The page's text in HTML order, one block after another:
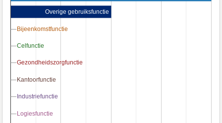
Overige gebruiksfunctie
Bijeenkomstfunctie
Bijeenkomstfunctie
Celfunctie
Celfunctie
Gezondheidszorgfunctie
Gezondheidszorgfunctie
Kantoorfunctie
Kantoorfunctie
Industriefunctie
Industriefunctie
Logiesfunctie
Logiesfunctie